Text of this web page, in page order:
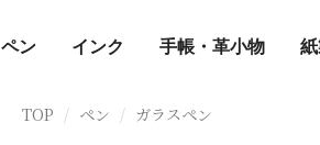
ペン インク 手帳・革小物
TOP ペン
ガラスペン